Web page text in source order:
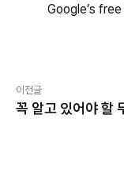
Google’s
이전글